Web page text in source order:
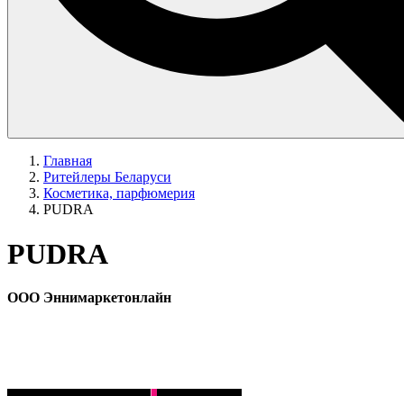
Главная
Ритейлеры Беларуси
Косметика, парфюмерия
PUDRA
PUDRA
ООО Эннимаркетонлайн